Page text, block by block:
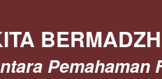
Pemahaman